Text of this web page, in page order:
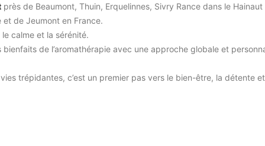
près de Beaumont, Thuin, Erquelinnes, Sivry Rance dans le Hainaut
de Jeumont en France.
calme et la sérénité.
de l’aromathérapie avec une approche globale et
trépidantes, c’est un premier pas vers le bien-être, la détente et